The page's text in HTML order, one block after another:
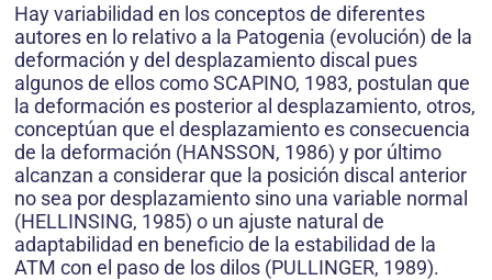
Hay variabilidad en los conceptos de diferentes
autores en lo relativo a la Patogenia (evolución) de la
deformación y del desplazamiento discal pues
algunos de ellos como SCAPINO, 1983, postulan que
la deformación es posterior al desplazamiento, otros,
conceptúan que el desplazamiento es consecuencia
de la deformación (HANSSON, 1986) y por último
alcanzan a considerar que la posición discal anterior
no sea por desplazamiento sino una variable normal
(HELLINSING, 1985) o un ajuste natural de
adaptabilidad en beneficio de la estabilidad de la
ATM con el paso de los dilos (PULLINGER, 1989).